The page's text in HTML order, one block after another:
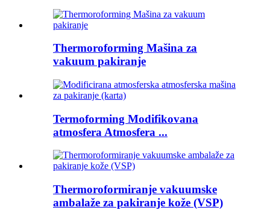
Thermoroforming Mašina za
vakuum pakiranje
Termoforming Modifikovana
atmosfera Atmosfera ...
Thermoroformiranje vakuumske
ambalaže za pakiranje kože (VSP)